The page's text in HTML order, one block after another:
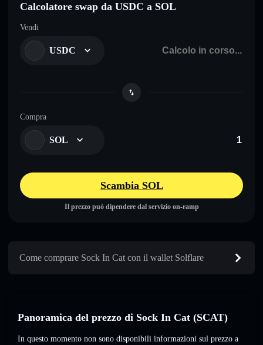
Calcolatore swap da USDC a SOL
Vendi
USDC
Compra
SOL
Scambia SOL
Il prezzo può dipendere dal servizio on-ramp
Come comprare Sock In Cat con il wallet Solflare
Panoramica del prezzo di Sock In Cat (SCAT)
In questo momento non sono disponibili informazioni sul prezzo a